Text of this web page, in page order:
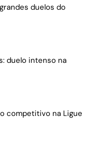
duelos do
duelo intenso na
competitivo na Ligue